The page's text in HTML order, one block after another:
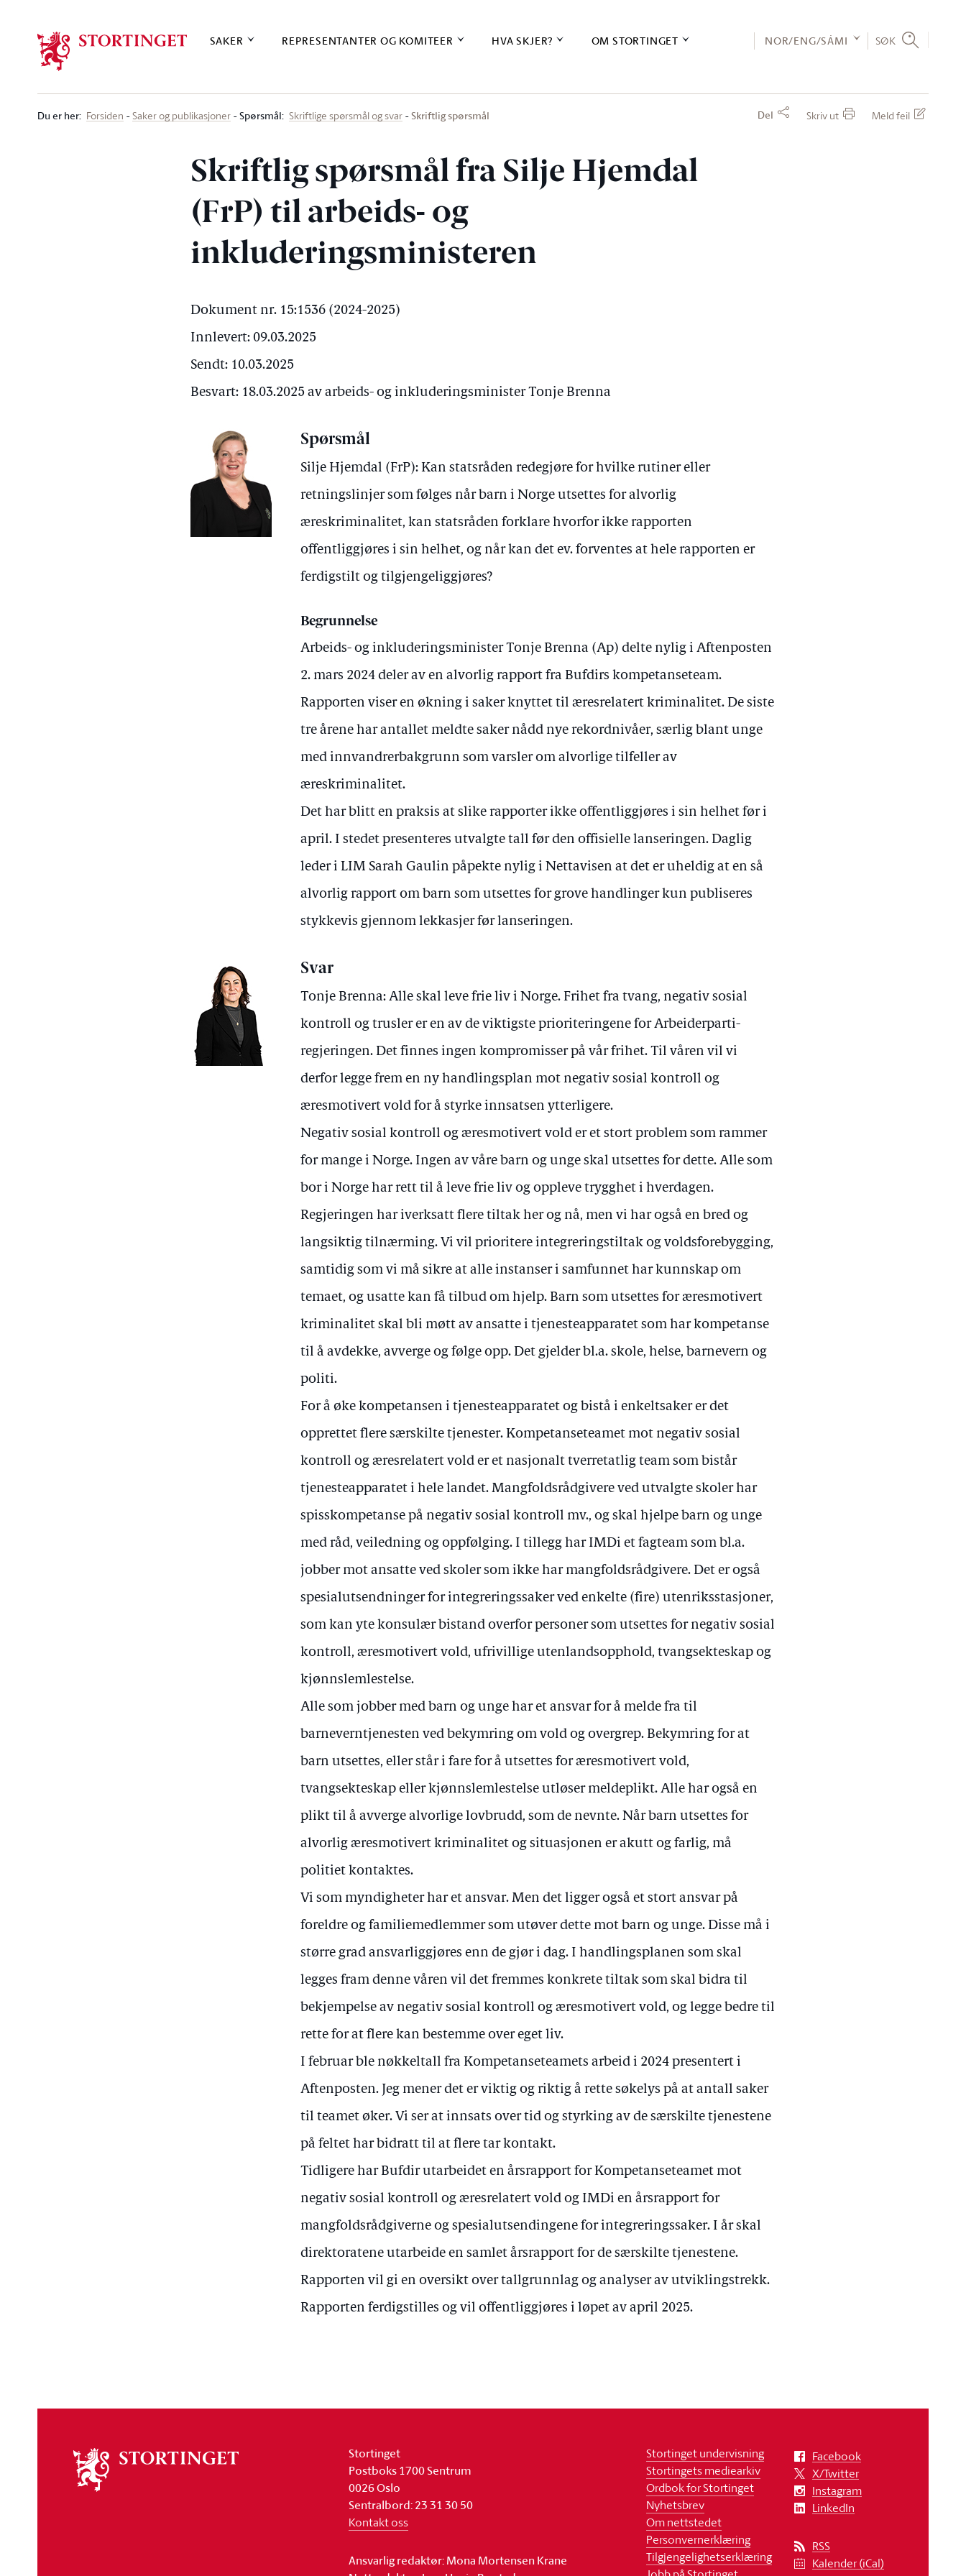
SAKER REPRESENTANTER OG KOMITEER HVA SKJER? OM STORTINGET NOR/ENG/SÁMI SØK
Du er her: Forsiden Saker og publikasjoner Spørsmål: Skriftlige spørsmål og svar Skriftlig spørsmål Del Skriv ut Meld feil
Skriftlig spørsmål fra Silje Hjemdal
(FrP) til arbeids- og
inkluderingsministeren
Dokument nr. 15:1536 (2024-2025)
Innlevert: 09.03.2025
Sendt: 10.03.2025
Besvart: 18.03.2025 av arbeids- og inkluderingsminister Tonje Brenna
Spørsmål
Silje Hjemdal (FrP): Kan statsråden redegjøre for hvilke rutiner eller
retningslinjer som følges når barn i Norge utsettes for alvorlig
æreskriminalitet, kan statsråden forklare hvorfor ikke rapporten
offentliggjøres i sin helhet, og når kan det ev. forventes at hele rapporten er
ferdigstilt og tilgjengeliggjøres?
Begrunnelse
Arbeids- og inkluderingsminister Tonje Brenna (Ap) delte nylig i Aftenposten
2. mars 2024 deler av en alvorlig rapport fra Bufdirs kompetanseteam.
Rapporten viser en økning i saker knyttet til æresrelatert kriminalitet. De siste
tre årene har antallet meldte saker nådd nye rekordnivåer, særlig blant unge
med innvandrerbakgrunn som varsler om alvorlige tilfeller av
æreskriminalitet.
Det har blitt en praksis at slike rapporter ikke offentliggjøres i sin helhet før i
april. I stedet presenteres utvalgte tall før den offisielle lanseringen. Daglig
leder i LIM Sarah Gaulin påpekte nylig i Nettavisen at det er uheldig at en så
alvorlig rapport om barn som utsettes for grove handlinger kun publiseres
stykkevis gjennom lekkasjer før lanseringen.
Svar
Tonje Brenna: Alle skal leve frie liv i Norge. Frihet fra tvang, negativ sosial
kontroll og trusler er en av de viktigste prioriteringene for Arbeiderparti-
regjeringen. Det finnes ingen kompromisser på vår frihet. Til våren vil vi
derfor legge frem en ny handlingsplan mot negativ sosial kontroll og
æresmotivert vold for å styrke innsatsen ytterligere.
Negativ sosial kontroll og æresmotivert vold er et stort problem som rammer
for mange i Norge. Ingen av våre barn og unge skal utsettes for dette. Alle som
bor i Norge har rett til å leve frie liv og oppleve trygghet i hverdagen.
Regjeringen har iverksatt flere tiltak her og nå, men vi har også en bred og
langsiktig tilnærming. Vi vil prioritere integreringstiltak og voldsforebygging,
samtidig som vi må sikre at alle instanser i samfunnet har kunnskap om
temaet, og usatte kan få tilbud om hjelp. Barn som utsettes for æresmotivert
kriminalitet skal bli møtt av ansatte i tjenesteapparatet som har kompetanse
til å avdekke, avverge og følge opp. Det gjelder bl.a. skole, helse, barnevern og
politi.
For å øke kompetansen i tjenesteapparatet og bistå i enkeltsaker er det
opprettet flere særskilte tjenester. Kompetanseteamet mot negativ sosial
kontroll og æresrelatert vold er et nasjonalt tverretatlig team som bistår
tjenesteapparatet i hele landet. Mangfoldsrådgivere ved utvalgte skoler har
spisskompetanse på negativ sosial kontroll mv., og skal hjelpe barn og unge
med råd, veiledning og oppfølging. I tillegg har IMDi et fagteam som bl.a.
jobber mot ansatte ved skoler som ikke har mangfoldsrådgivere. Det er også
spesialutsendninger for integreringssaker ved enkelte (fire) utenriksstasjoner,
som kan yte konsulær bistand overfor personer som utsettes for negativ sosial
kontroll, æresmotivert vold, ufrivillige utenlandsopphold, tvangsekteskap og
kjønnslemlestelse.
Alle som jobber med barn og unge har et ansvar for å melde fra til
barneverntjenesten ved bekymring om vold og overgrep. Bekymring for at
barn utsettes, eller står i fare for å utsettes for æresmotivert vold,
tvangsekteskap eller kjønnslemlestelse utløser meldeplikt. Alle har også en
plikt til å avverge alvorlige lovbrudd, som de nevnte. Når barn utsettes for
alvorlig æresmotivert kriminalitet og situasjonen er akutt og farlig, må
politiet kontaktes.
Vi som myndigheter har et ansvar. Men det ligger også et stort ansvar på
foreldre og familiemedlemmer som utøver dette mot barn og unge. Disse må i
større grad ansvarliggjøres enn de gjør i dag. I handlingsplanen som skal
legges fram denne våren vil det fremmes konkrete tiltak som skal bidra til
bekjempelse av negativ sosial kontroll og æresmotivert vold, og legge bedre til
rette for at flere kan bestemme over eget liv.
I februar ble nøkkeltall fra Kompetanseteamets arbeid i 2024 presentert i
Aftenposten. Jeg mener det er viktig og riktig å rette søkelys på at antall saker
til teamet øker. Vi ser at innsats over tid og styrking av de særskilte tjenestene
på feltet har bidratt til at flere tar kontakt.
Tidligere har Bufdir utarbeidet en årsrapport for Kompetanseteamet mot
negativ sosial kontroll og æresrelatert vold og IMDi en årsrapport for
mangfoldsrådgiverne og spesialutsendingene for integreringssaker. I år skal
direktoratene utarbeide en samlet årsrapport for de særskilte tjenestene.
Rapporten vil gi en oversikt over tallgrunnlag og analyser av utviklingstrekk.
Rapporten ferdigstilles og vil offentliggjøres i løpet av april 2025.
stortinget
Stortinget
Postboks 1700 Sentrum
0026 Oslo
Sentralbord: 23 31 30 50
Kontakt oss
Ansvarlig redaktør: Mona Mortensen Krane
Stortinget undervisning
Stortingets mediearkiv
Ordbok for Stortinget
Nyhetsbrev
Om nettstedet
Personvernerklæring
Tilgjengelighetserklæring
Facebook
X/Twitter
Instagram
LinkedIn
RSS
Kalender (iCal)